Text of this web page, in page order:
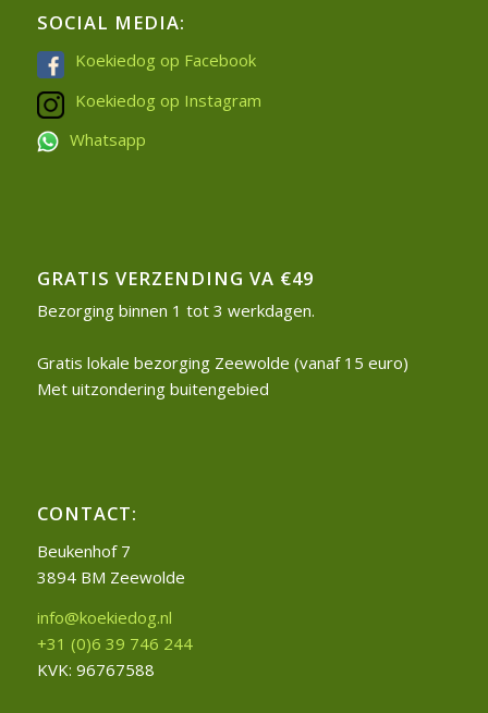
SOCIAL MEDIA:
Koekiedog op Facebook
Koekiedog op Instagram
Whatsapp
GRATIS VERZENDING VA €49
Bezorging binnen 1 tot 3 werkdagen.
Gratis lokale bezorging Zeewolde (vanaf 15 euro)
Met uitzondering buitengebied
CONTACT:
Beukenhof 7
3894 BM Zeewolde
info@koekiedog.nl
+31 (0)6 39 746 244
KVK: 96767588